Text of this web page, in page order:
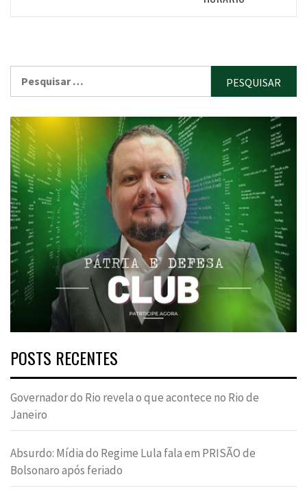
POSTS RECENTES
Governador do Rio revela o que acontece no Rio de
Janeiro
Absurdo: Mídia do Regime Lula fala em PRISÃO de
Bolsonaro após feriado